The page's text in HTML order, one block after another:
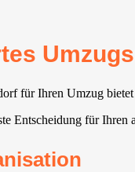
für Ihren Umzug
Entscheidung für Ihren